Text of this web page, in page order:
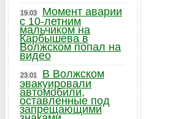
19.03
Момент аварии
с 10-летним
мальчиком на
Карбышева в
Волжском попал на
видео
23.01
В Волжском
эвакуировали
автомобили,
оставленные под
запрещающими